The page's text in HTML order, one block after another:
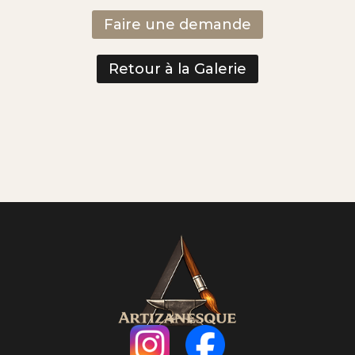
Faire une demande
Retour à la Galerie